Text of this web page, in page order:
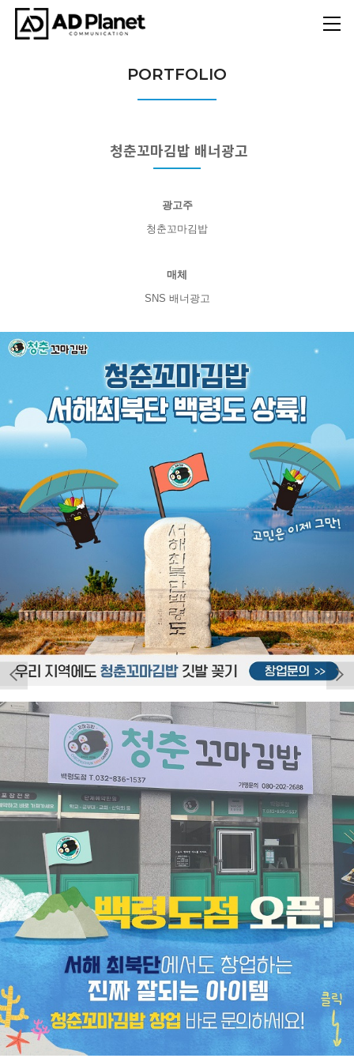
PORTFOLIO
청춘꼬마김밥 배너광고
광고주
청춘꼬마김밥
매체
SNS 배너광고